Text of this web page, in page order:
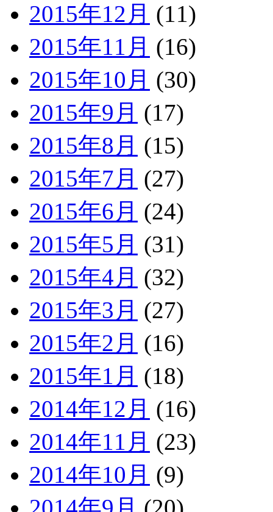
2015年12月 (11)
2015年11月 (16)
2015年10月 (30)
2015年9月 (17)
2015年8月 (15)
2015年7月 (27)
2015年6月 (24)
2015年5月 (31)
2015年4月 (32)
2015年3月 (27)
2015年2月 (16)
2015年1月 (18)
2014年12月 (16)
2014年11月 (23)
2014年10月 (9)